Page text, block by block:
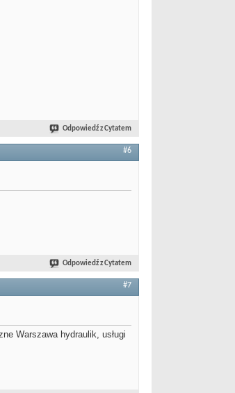
Odpowiedź z Cytatem
#6
Odpowiedź z Cytatem
#7
Warszawa hydraulik, usługi